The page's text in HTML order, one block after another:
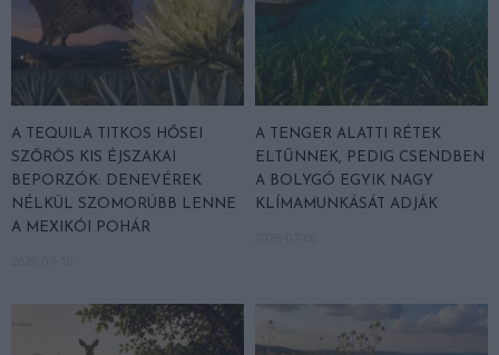
A TEQUILA TITKOS HŐSEI
SZŐRÖS KIS ÉJSZAKAI
BEPORZÓK: DENEVÉREK
NÉLKÜL SZOMORÚBB LENNE
A MEXIKÓI POHÁR
A TENGER ALATTI RÉTEK
ELTŰNNEK, PEDIG CSENDBEN
A BOLYGÓ EGYIK NAGY
KLÍMAMUNKÁSÁT ADJÁK